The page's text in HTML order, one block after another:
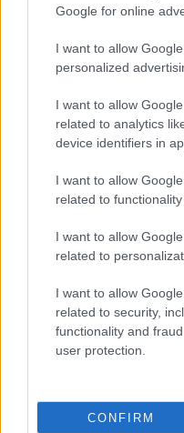
Google for online
I want to allow
personalized
I want to allow
related to analytics
device identifiers in
I want to allow
related to
I want to allow
related to
I want to allow
related to security,
functionality and
user protection.
CONFIRM
ΤΗΛΕΟΡΑΣΗ
Μεταβίβαση Alpha:
Μεταβίβαση Alpha:
θέση των μετόχων
Τέλος εποχής
εποχήςπου
του τότε ΣΚΑΪ από
Aλαφούζου αρχικά
κανάλι να
τον Οκτώβριο του